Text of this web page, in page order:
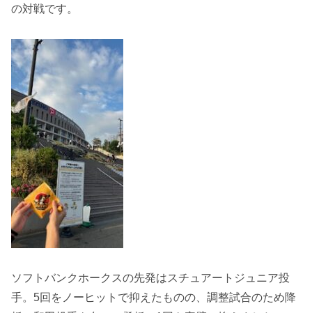
の対戦です。
ソフトバンクホークスの先発はスチュアートジュニア投
手。5回をノーヒットで抑えたものの、調整試合のため降